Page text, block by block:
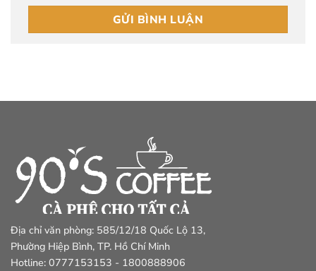
Địa chỉ văn phòng: 585/12/18 Quốc Lộ 13,
Phường Hiệp Bình, TP. Hồ Chí Minh
Hotline: 0777153153 - 1800888906